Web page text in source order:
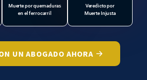
Muerte por quemaduras
en el ferrocarril
Veredicto por
Muerte Injusta
UN ABOGADO AHORA